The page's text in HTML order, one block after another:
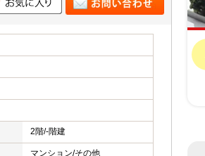
2階/-階建
マンション/その他